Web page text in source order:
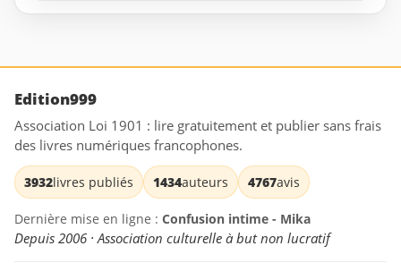
Edition999
Association Loi 1901 : lire gratuitement et publier sans frais
des livres numériques francophones.
3932livres publiés 1434auteurs 4767avis
Dernière mise en ligne : Confusion intime - Mika
Depuis 2006 · Association culturelle à but non lucratif